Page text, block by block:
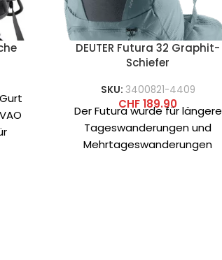
DEUTER Futura 32 Graphit-
Schiefer
SKU: 3400821-4409
CHF189.90
Der Futura wurde für längere
Tageswanderungen und
Mehrtageswanderungen